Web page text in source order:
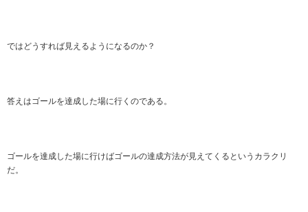
ではどうすれば見えるようになるのか？
答えはゴールを達成した場に行くのである。
ゴールを達成した場に行けばゴールの達成方法が見えてくるというカラクリ
だ。